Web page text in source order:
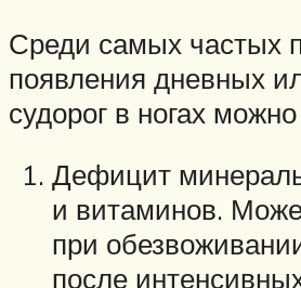
Среди самых частых
появления дневных
судорог в ногах
Дефицит
и витаминов.
при
после